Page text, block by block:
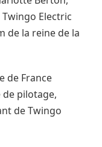
Electric
de la reine de la
de France
pilotage,
de Twingo